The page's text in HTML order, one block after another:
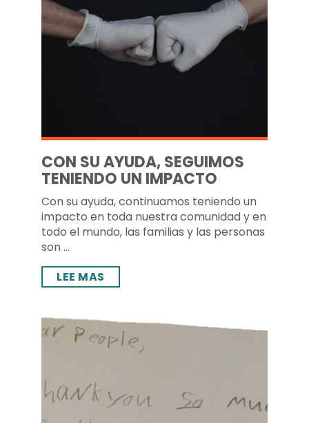
CON SU AYUDA, SEGUIMOS
TENIENDO UN IMPACTO
Con su ayuda, continuamos teniendo un
impacto en toda nuestra comunidad y en
todo el mundo, las familias y las personas
son ...
LEE MAS